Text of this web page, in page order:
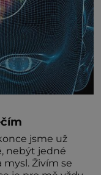
jsme už
nebýt jedné
mysl. Živím se